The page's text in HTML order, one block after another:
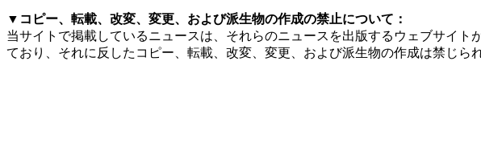
▼コピー、転載、改変、変更、および派生物の作成の禁止について：
当サイトで掲載しているニュースは、それらのニュースを出版するウェブサイ
ており、それに反したコピー、転載、改変、変更、および派生物の作成は禁じら